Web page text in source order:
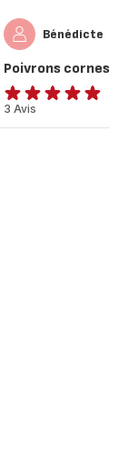
Bénédicte
Poivrons cornes
Avis
5
3 Avis